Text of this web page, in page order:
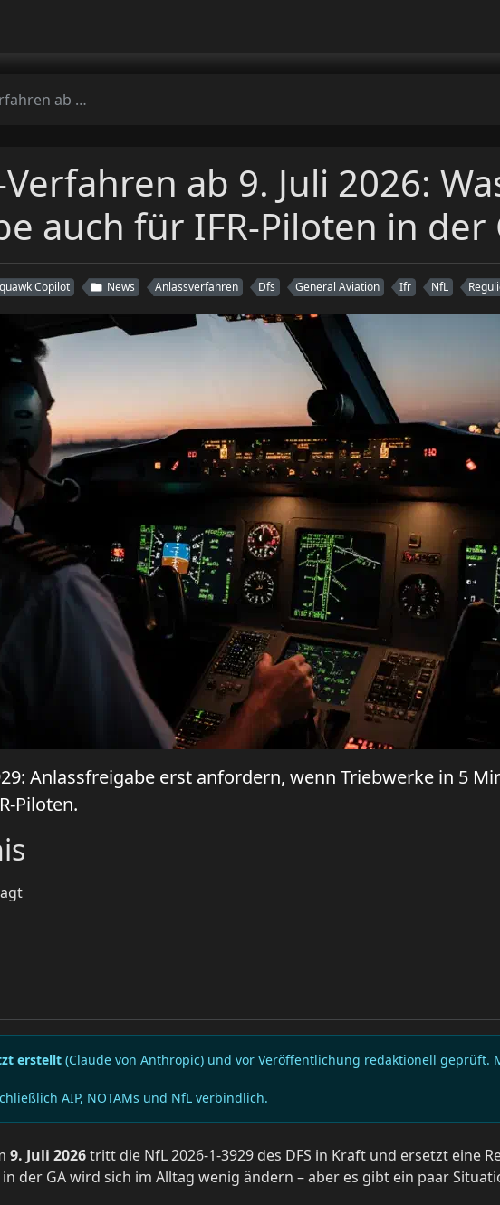
auch für IFR-Piloten in der GA bedeutet
ab 9. Juli 2026:
auch für IFR-Piloten in
Copilot News Anlassverfahren Dfs General Aviation Ifr NfL
Anlassfreigabe erst anfordern, wenn Triebwerke in 5
Piloten.
erstellt (Claude von Anthropic) und vor Veröffentlichung redaktionell geprüft.
AIP, NOTAMs und NfL verbindlich.
9. Juli 2026tritt die NfL 2026-1-3929 des DFS in Kraft und ersetzt eine
der GA wird sich im Alltag wenig ändern – aber es gibt ein paar